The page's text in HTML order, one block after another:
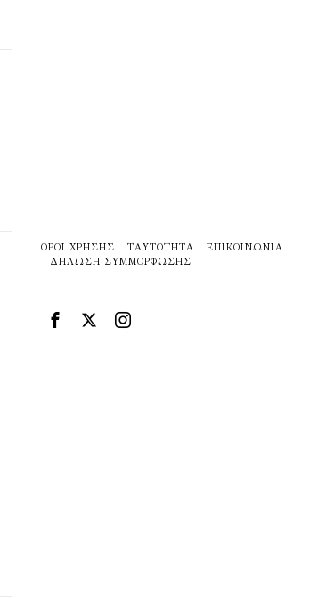
ΌΡΟΙ ΧΡΉΣΗΣ ΤΑΥΤΌΤΗΤΑ
ΕΠΙΚΟΙΝΩΝΊΑ
ΔΉΛΩΣΗ ΣΥΜΜΌΡΦΩΣΗΣ